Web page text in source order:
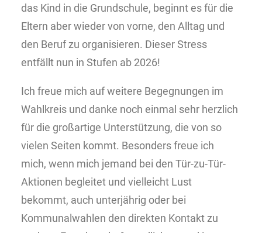
das Kind in die Grundschule, beginnt es für die
Eltern aber wieder von vorne, den Alltag und
den Beruf zu organisieren. Dieser Stress
entfällt nun in Stufen ab 2026!
Ich freue mich auf weitere Begegnungen im
Wahlkreis und danke noch einmal sehr herzlich
für die großartige Unterstützung, die von so
vielen Seiten kommt. Besonders freue ich
mich, wenn mich jemand bei den Tür-zu-Tür-
Aktionen begleitet und vielleicht Lust
bekommt, auch unterjährig oder bei
Kommunalwahlen den direkten Kontakt zu